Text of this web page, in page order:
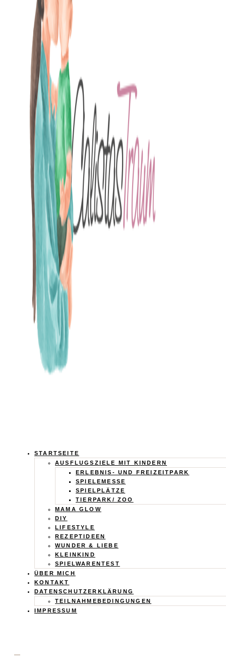
Calistas
Traum
STARTSEITE
AUSFLUGSZIELE MIT KINDERN
ERLEBNIS- UND FREIZEITPARK
SPIELEMESSE
SPIELPLÄTZE
TIERPARK/ ZOO
MAMA GLOW
DIY
LIFESTYLE
REZEPTIDEEN
WUNDER & LIEBE
KLEINKIND
SPIELWARENTEST
ÜBER MICH
KONTAKT
DATENSCHUTZERKLÄRUNG
TEILNAHMEBEDINGUNGEN
IMPRESSUM